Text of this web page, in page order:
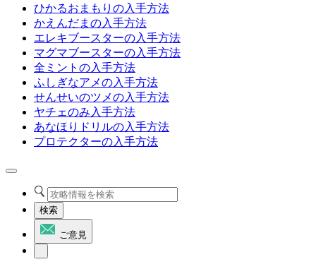
ひかるおまもりの入手方法
かえんだまの入手方法
エレキブースターの入手方法
マグマブースターの入手方法
全ミントの入手方法
ふしぎなアメの入手方法
せんせいのツメの入手方法
ヤチェのみ入手方法
あなほりドリルの入手方法
プロテクターの入手方法
検索
ご意見